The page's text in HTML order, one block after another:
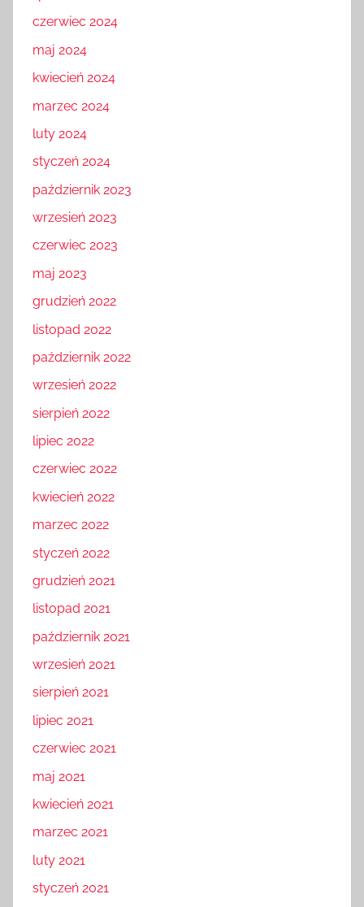
czerwiec 2024
maj 2024
kwiecień 2024
marzec 2024
luty 2024
styczeń 2024
październik 2023
wrzesień 2023
czerwiec 2023
maj 2023
grudzień 2022
listopad 2022
październik 2022
wrzesień 2022
sierpień 2022
lipiec 2022
czerwiec 2022
kwiecień 2022
marzec 2022
styczeń 2022
grudzień 2021
listopad 2021
październik 2021
wrzesień 2021
sierpień 2021
lipiec 2021
czerwiec 2021
maj 2021
kwiecień 2021
marzec 2021
luty 2021
styczeń 2021